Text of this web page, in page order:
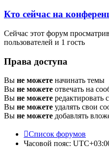
Кто сейчас на
Сейчас этот форум
пользователей и 1 гость
Права доступа
Вы не можете начинать темы
Вы не можете отвечать на
Вы не можете редактировать
Вы не можете удалять свои
Вы не можете добавлять
Список форумов
Часовой пояс: